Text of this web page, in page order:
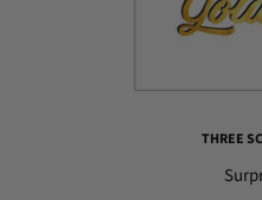
THREE